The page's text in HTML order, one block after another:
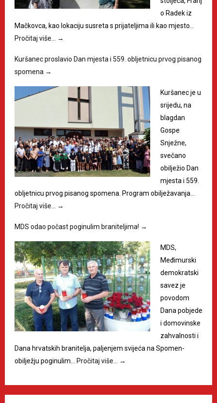
o Radek iz
Mačkovca, kao lokaciju susreta s prijateljima ili kao mjesto…
Pročitaj više… →
Kuršanec proslavio Dan mjesta i 559. obljetnicu prvog pisanog
spomena →
Kuršanec je u
srijedu, na
blagdan
Gospe
Snježne,
svečano
obilježio Dan
mjesta i 559.
obljetnicu prvog pisanog spomena. Program obilježavanja…
Pročitaj više… →
MDS odao počast poginulim braniteljima! →
MDS,
Međimurski
demokratski
savez je
povodom
Dana pobjede
i domovinske
zahvalnosti i
Dana hrvatskih branitelja, paljenjem svijeća na Spomen-
obilježju poginulim… Pročitaj više… →